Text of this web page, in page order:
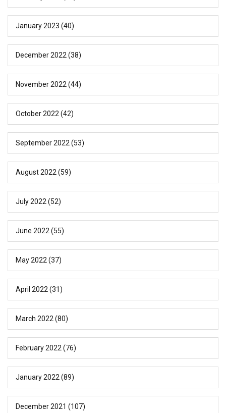
January 2023 (40)
December 2022 (38)
November 2022 (44)
October 2022 (42)
September 2022 (53)
August 2022 (59)
July 2022 (52)
June 2022 (55)
May 2022 (37)
April 2022 (31)
March 2022 (80)
February 2022 (76)
January 2022 (89)
December 2021 (107)